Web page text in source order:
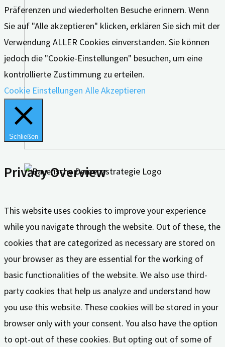
Präferenzen und wiederholten Besuche erinnern. Wenn
Sie auf "Alle akzeptieren" klicken, erklären Sie sich mit der
Verwendung ALLER Cookies einverstanden. Sie können
jedoch die "Cookie-Einstellungen" besuchen, um eine
kontrollierte Zustimmung zu erteilen.
Cookie Einstellungen Alle Akzeptieren
Schließen
Privacy Overview
This website uses cookies to improve your experience
while you navigate through the website. Out of these, the
cookies that are categorized as necessary are stored on
your browser as they are essential for the working of
basic functionalities of the website. We also use third-
party cookies that help us analyze and understand how
you use this website. These cookies will be stored in your
browser only with your consent. You also have the option
to opt-out of these cookies. But opting out of some of